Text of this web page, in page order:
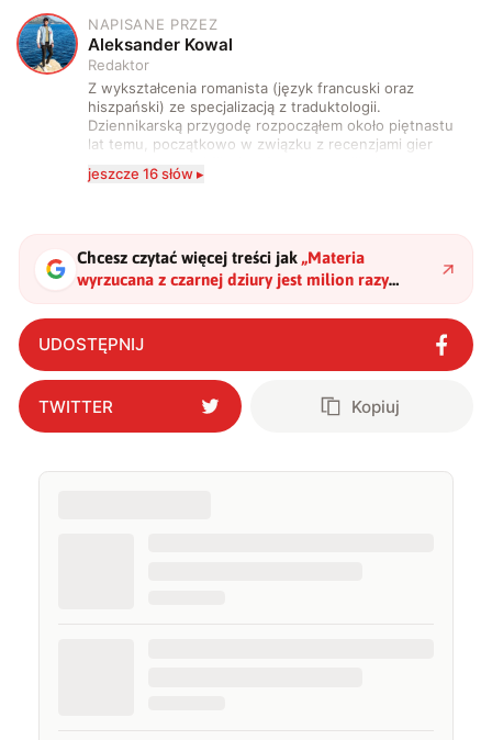
A
NAPISANE PRZEZ
Aleksander Kowal
Redaktor
Z wykształcenia romanista (język francuski oraz
hiszpański) ze specjalizacją z traduktologii.
Dziennikarską przygodę rozpocząłem około piętnastu
lat temu, początkowo w związku z recenzjami gier
zdecydowanie częściej na tematy związane z nauką
także uprawiać oraz oglądać sport.
jeszcze 16 słów ▸
Chcesz czytać więcej treści jak „Materia
wyrzucana z czarnej dziury jest milion razy
jaśniejsza od Słońca. Stanowi klucz do
wyjaśnienia wieloletniej zagadki"?
UDOSTĘPNIJ
TWITTER Kopiuj